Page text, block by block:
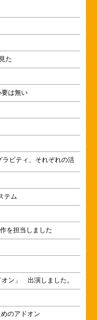
た
は無い
ビティ、それぞれの活
テム
を担当しました
ン」 出演しました。
のアドオン